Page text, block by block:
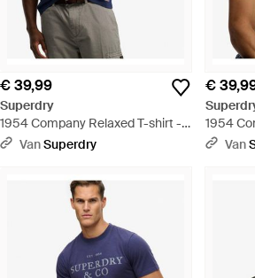
€ 39,99
Superdry
1954 Company Relaxed T-shirt -
Blauw
VanSuperdry
€
1954
BruinVan